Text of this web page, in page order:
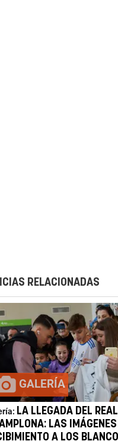
RELACIONADAS
GALERÍA
LA LLEGADA DEL
LAS IMÁGENES
A LOS